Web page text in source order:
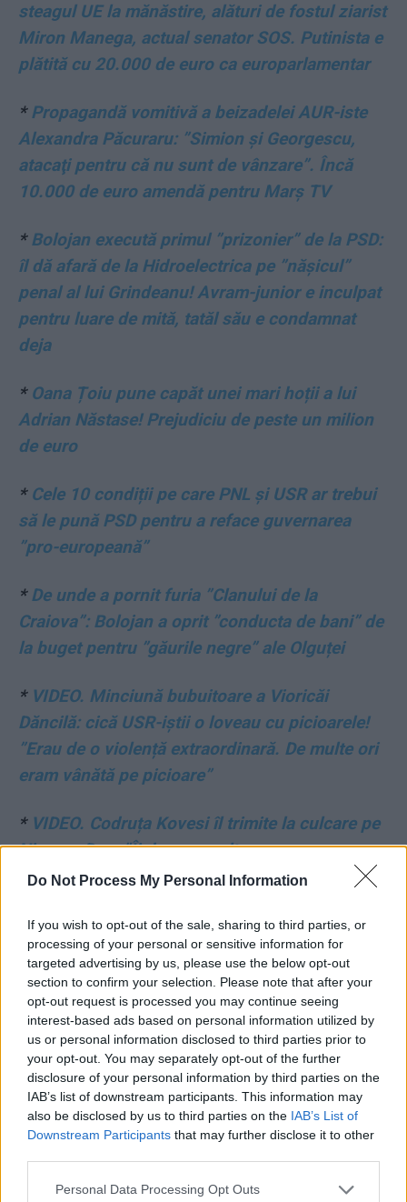
Do Not Process My Personal Information
If you wish to opt-out of the sale, sharing to third parties, or
processing of your personal or sensitive information for
targeted advertising by us, please use the below opt-out
section to confirm your selection. Please note that after your
opt-out request is processed you may continue seeing
interest-based ads based on personal information utilized by
us or personal information disclosed to third parties prior to
your opt-out. You may separately opt-out of the further
disclosure of your personal information by third parties on the
IAB’s list of downstream participants. This information may
also be disclosed by us to third parties on the IAB’s List of
Downstream Participants that may further disclose it to other
Personal Data Processing Opt Outs
steagul UE la mănăstire, alături de fostul ziarist
Miron Manega, actual senator SOS. Putinista e
plătită cu 20.000 de euro ca europarlamentar
*Propagandă vomitivă a beizadelei AUR-iste
Alexandra Păcuraru: ”Simion şi Georgescu,
atacaţi pentru că nu sunt de vânzare”. Încă
10.000 de euro amendă pentru Marș TV
*Bolojan execută primul ”prizonier” de la PSD:
îl dă afară de la Hidroelectrica pe ”nășicul”
penal al lui Grindeanu! Avram-junior e inculpat
pentru luare de mită, tatăl său e condamnat
deja
* Oana Țoiu pune capăt unei mari hoții a lui
Adrian Năstase! Prejudiciu de peste un milion
de euro
* Cele 10 condiții pe care PNL și USR ar trebui
să le pună PSD pentru a reface guvernarea
”pro-europeană”
*De unde a pornit furia ”Clanului de la
Craiova”: Bolojan a oprit ”conducta de bani” de
la buget pentru ”găurile negre” ale Olguței
* VIDEO. Minciună bubuitoare a Vioricăi
Dăncilă: cică USR-iștii o loveau cu picioarele!
”Erau de o violență extraordinară. De multe ori
eram vânătă pe picioare”
* VIDEO. Codruța Kovesi îl trimite la culcare pe
Nicușor Dan: ”Îi doresc mult somn, un somn
bun”. Ea taxează declarația ”antenistă” a
*Planul diabolic ticluit de șeful Vămilor pentru
a recupera permisul de conducere al
consilierului său. Rolul vameșului-șef din
Galați
- Advertisement -